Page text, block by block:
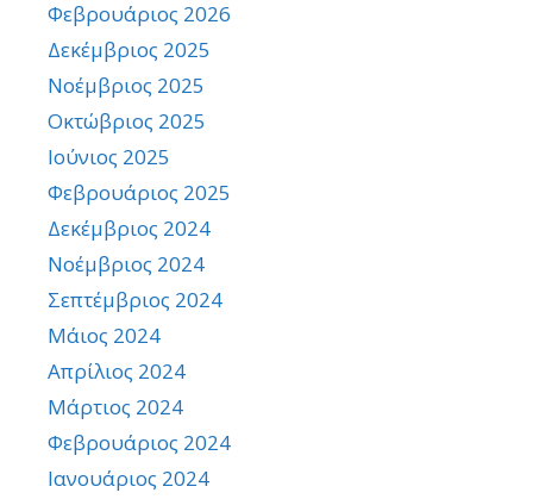
Φεβρουάριος 2026
Δεκέμβριος 2025
Νοέμβριος 2025
Οκτώβριος 2025
Ιούνιος 2025
Φεβρουάριος 2025
Δεκέμβριος 2024
Νοέμβριος 2024
Σεπτέμβριος 2024
Μάιος 2024
Απρίλιος 2024
Μάρτιος 2024
Φεβρουάριος 2024
Ιανουάριος 2024